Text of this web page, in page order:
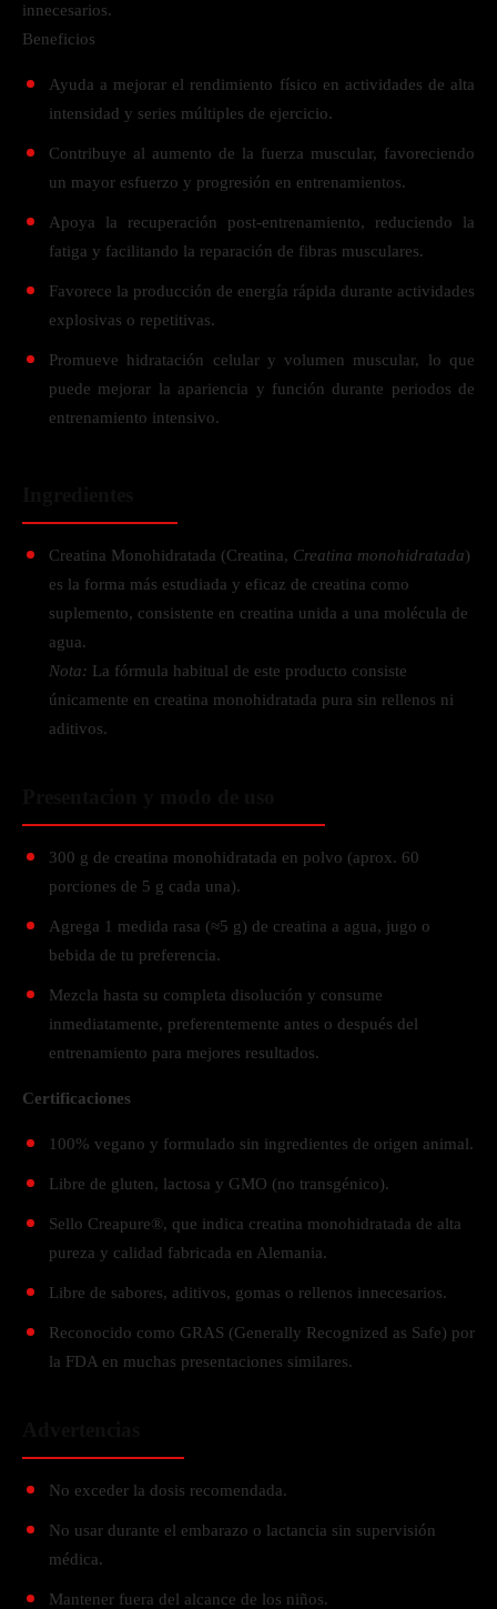
innecesarios.
Beneficios
Ayuda a mejorar el rendimiento físico en actividades de alta
intensidad y series múltiples de ejercicio.
Contribuye al aumento de la fuerza muscular, favoreciendo
un mayor esfuerzo y progresión en entrenamientos.
Apoya la recuperación post-entrenamiento, reduciendo la
fatiga y facilitando la reparación de fibras musculares.
Favorece la producción de energía rápida durante actividades
explosivas o repetitivas.
Promueve hidratación celular y volumen muscular, lo que
puede mejorar la apariencia y función durante periodos de
entrenamiento intensivo.
Creatina Monohidratada (Creatina, Creatina monohidratada)
es la forma más estudiada y eficaz de creatina como
suplemento, consistente en creatina unida a una molécula de
agua.
Nota: La fórmula habitual de este producto consiste
únicamente en creatina monohidratada pura sin rellenos ni
aditivos.
300 g de creatina monohidratada en polvo (aprox. 60
porciones de 5 g cada una).
Agrega 1 medida rasa (≈5 g) de creatina a agua, jugo o
bebida de tu preferencia.
Mezcla hasta su completa disolución y consume
inmediatamente, preferentemente antes o después del
entrenamiento para mejores resultados.
Certificaciones
100% vegano y formulado sin ingredientes de origen animal.
Libre de gluten, lactosa y GMO (no transgénico).
Sello Creapure®, que indica creatina monohidratada de alta
pureza y calidad fabricada en Alemania.
Libre de sabores, aditivos, gomas o rellenos innecesarios.
Reconocido como GRAS (Generally Recognized as Safe) por
la FDA en muchas presentaciones similares.
No exceder la dosis recomendada.
No usar durante el embarazo o lactancia sin supervisión
médica.
Mantener fuera del alcance de los niños.